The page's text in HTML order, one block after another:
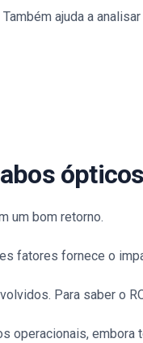
ajuda a
um bom retorno.
fatores fornece o
Para saber o